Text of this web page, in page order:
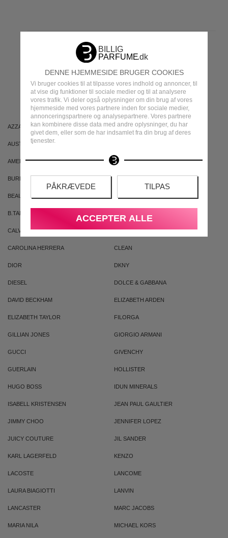
DENNE HJEMMESIDE BRUGER COOKIES
Vi bruger cookies til at tilpasse vores indhold og annoncer, til
at vise dig funktioner til sociale medier og til at analysere
vores trafik. Vi deler også oplysninger om din brug af vores
hjemmeside med vores partnere inden for sociale medier,
annonceringspartnere og analysepartnere. Vores partnere
kan kombinere disse data med andre oplysninger, du har
givet dem, eller som de har indsamlet fra din brug af deres
tjenester.
PÅKRÆVEDE TILPAS
ACCEPTER ALLE
MEST POPULÆRE
MÆRKER
AZZARO ARIANA GRANDE
AUSTRALIAN GOLD
AMERICAN CREW ARMAF
BURBERRY
BEAUTE PACIFIQUE
B.TAN
CALVIN KLEIN CACHAREL
CAROLINA HERRERA CLEAN
DIOR DKNY
DIESEL DOLCE & GABBANA
DAVID BECKHAM ELIZABETH ARDEN
ELIZABETH TAYLOR FILORGA
GILLIAN JONES GIORGIO ARMANI
GUCCI GIVENCHY
GUERLAIN HOLLISTER
HUGO BOSS IDUN MINERALS
ISABELL KRISTENSEN JEAN PAUL GAULTIER
JIMMY CHOO JENNIFER LOPEZ
JUICY COUTURE JIL SANDER
KARL LAGERFELD KENZO
LACOSTE LANCOME
LAURA BIAGIOTTI LANVIN
LANCASTER MARC JACOBS
MARIA NILA MICHAEL KORS